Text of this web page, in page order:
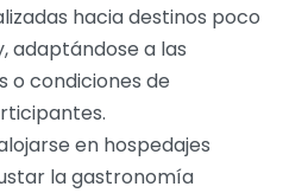
hacia destinos poco
adaptándose a las
o condiciones de
en hospedajes
la gastronomía